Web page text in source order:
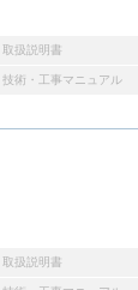
取扱説明書
技術・工事マニュアル
取扱説明書